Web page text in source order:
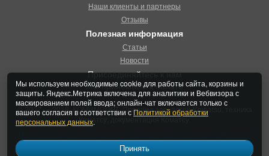
Мы используем необходимые cookie для работы сайта, корзины и
защиты. Яндекс.Метрика включена для аналитики и Вебвизора с
маскированием полей ввода; онлайн-чат включается только с
вашего согласия в соответствии с Политикой обработки
персональных данных.
Принять
Наши клиенты и партнеры
Отзывы
Полезная информация
Статьи
Новости
Присоединяйтесь к нам
Мы принемаем к оплате
© 2007 — 2018, КОМИМПОРТ. Продажа запчастей Komatsu, техника
Коматсу, документация Коматсу.
продажи